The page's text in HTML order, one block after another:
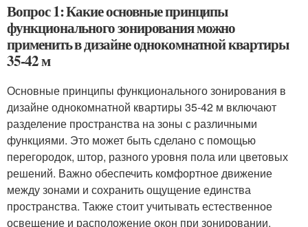
Вопрос 1: Какие основные принципы
функционального зонирования можно
применить в дизайне однокомнатной квартиры
35-42 м
Основные принципы функционального зонирования в
дизайне однокомнатной квартиры 35-42 м включают
разделение пространства на зоны с различными
функциями. Это может быть сделано с помощью
перегородок, штор, разного уровня пола или цветовых
решений. Важно обеспечить комфортное движение
между зонами и сохранить ощущение единства
пространства. Также стоит учитывать естественное
освещение и расположение окон при зонировании.